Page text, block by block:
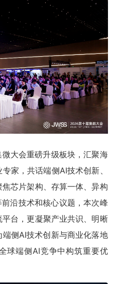
大会重磅升级板块，汇聚海
家，共话端侧AI技术创新、
芯片架构、存算一体、异构
沿技术和核心议题，本次峰
台，更凝聚产业共识、明晰
侧AI技术创新与商业化落地
球端侧AI竞争中构筑重要优